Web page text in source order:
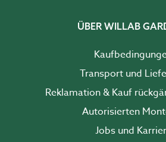
ÜBER WILLAB
Transport und
Reklamation & Kauf
Autorisierten
Jobs und